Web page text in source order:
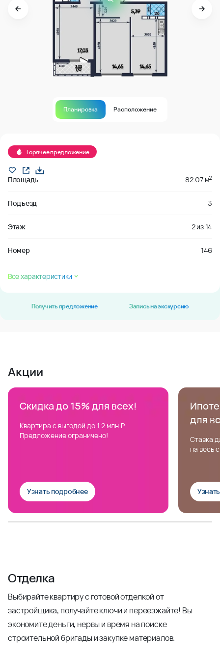
Планировка Расположение
Горячее предложение
Площадь 82.07 м2
Подъезд 3
Этаж 2из14
Номер 146
Все характеристики
Получить предложение Запись на экскурсию
Акции
Скидка до 15% для всех!
Квартира с выгодой до 1,2 млн ₽
Предложение ограничено!
Узнать подробнее
для
Ставка
на весь
Отделка
Выбирайте квартиру с готовой отделкой от
застройщика, получайте ключи и переезжайте! Вы
экономите деньги, нервы и время на поиске
строительной бригады и закупке материалов.